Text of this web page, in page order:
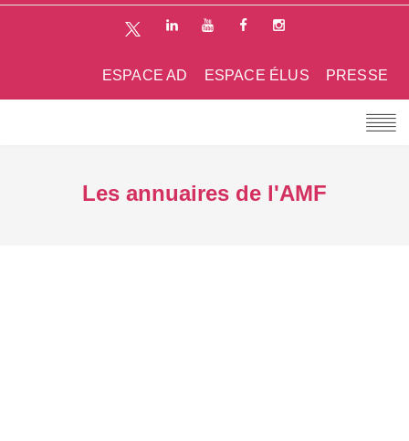
PRESSE
ESPACE ÉLUS
ESPACE AD
Les annuaires de l'AMF